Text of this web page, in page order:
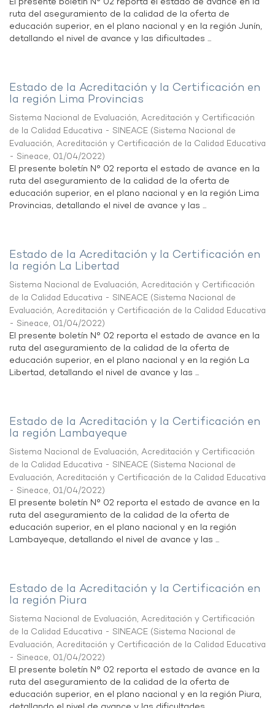
ruta del aseguramiento de la calidad de la oferta de
educación superior, en el plano nacional y en la región Junín,
detallando el nivel de avance y las dificultades ...
Estado de la Acreditación y la Certificación en
la región Lima Provincias
Sistema Nacional de Evaluación, Acreditación y Certificación
de la Calidad Educativa - SINEACE (Sistema Nacional de
Evaluación, Acreditación y Certificación de la Calidad Educativa
- Sineace, 01/04/2022)
El presente boletín N° 02 reporta el estado de avance en la
ruta del aseguramiento de la calidad de la oferta de
educación superior, en el plano nacional y en la región Lima
Provincias, detallando el nivel de avance y las ...
Estado de la Acreditación y la Certificación en
la región La Libertad
Sistema Nacional de Evaluación, Acreditación y Certificación
de la Calidad Educativa - SINEACE (Sistema Nacional de
Evaluación, Acreditación y Certificación de la Calidad Educativa
- Sineace, 01/04/2022)
El presente boletín N° 02 reporta el estado de avance en la
ruta del aseguramiento de la calidad de la oferta de
educación superior, en el plano nacional y en la región La
Libertad, detallando el nivel de avance y las ...
Estado de la Acreditación y la Certificación en
la región Lambayeque
Sistema Nacional de Evaluación, Acreditación y Certificación
de la Calidad Educativa - SINEACE (Sistema Nacional de
Evaluación, Acreditación y Certificación de la Calidad Educativa
- Sineace, 01/04/2022)
El presente boletín N° 02 reporta el estado de avance en la
ruta del aseguramiento de la calidad de la oferta de
educación superior, en el plano nacional y en la región
Lambayeque, detallando el nivel de avance y las ...
Estado de la Acreditación y la Certificación en
la región Piura
Sistema Nacional de Evaluación, Acreditación y Certificación
de la Calidad Educativa - SINEACE (Sistema Nacional de
Evaluación, Acreditación y Certificación de la Calidad Educativa
- Sineace, 01/04/2022)
El presente boletín N° 02 reporta el estado de avance en la
ruta del aseguramiento de la calidad de la oferta de
educación superior, en el plano nacional y en la región Piura,